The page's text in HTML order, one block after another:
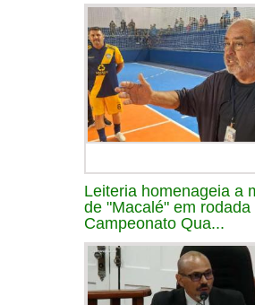
Leiteria homenageia a
de "Macalé" em rodada
Campeonato Qua...